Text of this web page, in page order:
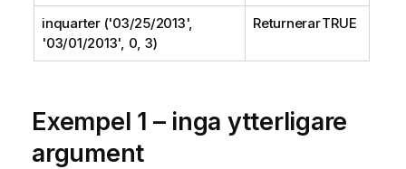
inquarter ('03/25/2013',
'03/01/2013', 0, 3)
Returnerar TRUE
Exempel 1 – inga ytterligare
argument